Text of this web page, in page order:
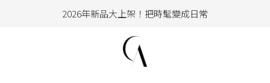
2026年新品大上架！把時髦變成日常
hello !! Happy to 2026
2026年新品大上架！把時髦變成日常